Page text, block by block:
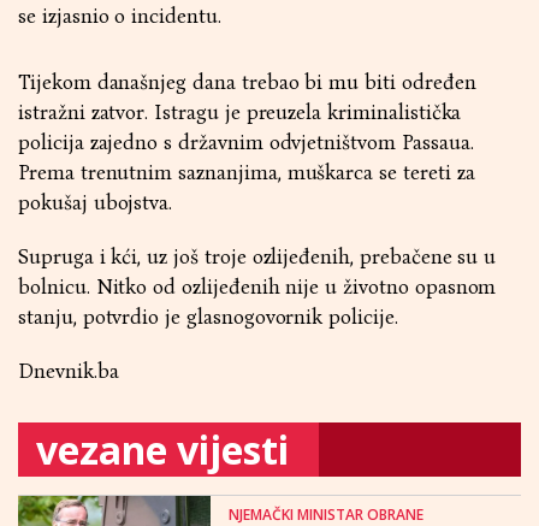
se izjasnio o incidentu.
Tijekom današnjeg dana trebao bi mu biti određen
istražni zatvor. Istragu je preuzela kriminalistička
policija zajedno s državnim odvjetništvom Passaua.
Prema trenutnim saznanjima, muškarca se tereti za
pokušaj ubojstva.
Supruga i kći, uz još troje ozlijeđenih, prebačene su u
bolnicu. Nitko od ozlijeđenih nije u životno opasnom
stanju, potvrdio je glasnogovornik policije.
Dnevnik.ba
vezane vijesti
NJEMAČKI MINISTAR OBRANE